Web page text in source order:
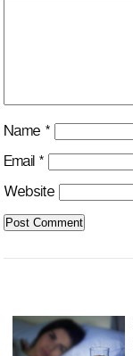
Name *
Email *
Website